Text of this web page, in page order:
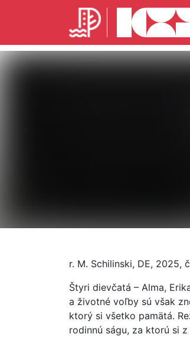
r. M. Schilinski, DE, 2025,
Štyri dievčatá – Alma,
a životné voľby sú však
ktorý si všetko pamätá.
rodinnú ságu, za ktorú si